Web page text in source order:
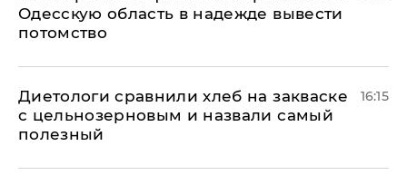
Одесскую область в надежде вывести
потомство
Диетологи сравнили хлеб на закваске
с цельнозерновым и назвали самый
полезный
16:15